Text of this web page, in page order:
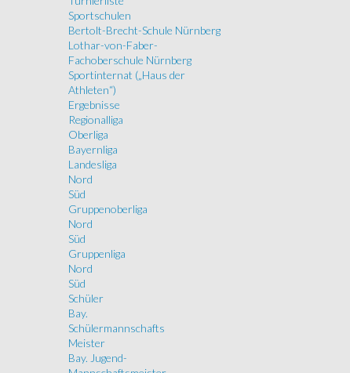
Sportschulen
Bertolt-Brecht-Schule Nürnberg
Lothar-von-Faber-
Fachoberschule Nürnberg
Sportinternat („Haus der
Athleten“)
Ergebnisse
Regionalliga
Oberliga
Bayernliga
Landesliga
Nord
Süd
Gruppenoberliga
Nord
Süd
Gruppenliga
Nord
Süd
Schüler
Bay.
Schülermannschafts
Meister
Bay. Jugend-